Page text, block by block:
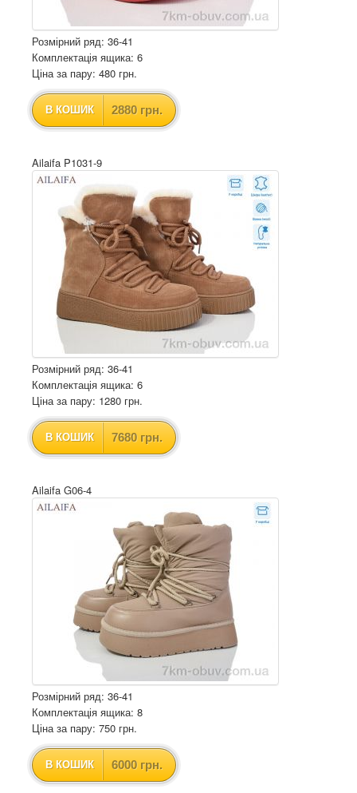
Розмірний ряд: 36-41
Комплектація ящика: 6
Ціна за пару: 480 грн.
В КОШИК 2880 грн.
Ailaifa P1031-9
Розмірний ряд: 36-41
Комплектація ящика: 6
Ціна за пару: 1280 грн.
В КОШИК 7680 грн.
Ailaifa G06-4
Розмірний ряд: 36-41
Комплектація ящика: 8
Ціна за пару: 750 грн.
В КОШИК 6000 грн.